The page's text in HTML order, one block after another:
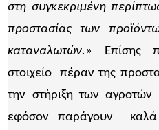
στη συγκεκριμένη
προστασίας των
καταναλωτών.» Επίσης
στοιχείο πέραν της
την στήριξη των
εφόσον παράγουν καλά